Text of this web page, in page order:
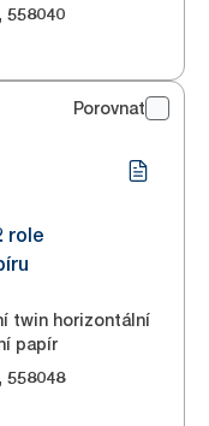
, 558040
Porovnat
role
twin horizontální
papír
558048